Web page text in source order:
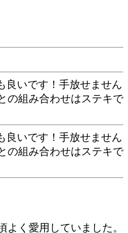
良いです！手放せません
の組み合わせはステキで
良いです！手放せません
の組み合わせはステキで
よく愛用していました。